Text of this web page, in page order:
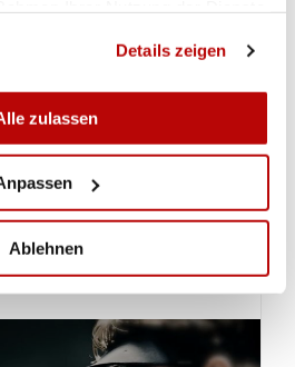
Details zeigen
zulassen
Ablehnen
per i 200 della federazione.
d'oro sarà lanciata da
la grande celebrazione
FST nell'agosto 2024 - un